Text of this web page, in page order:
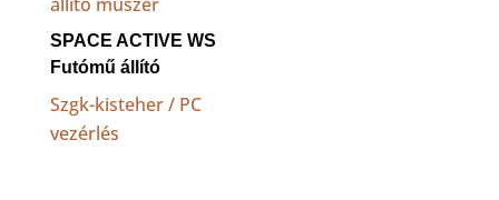
SPACE ACTIVE WS
Futómű állító
Szgk-kisteher / PC
vezérlés